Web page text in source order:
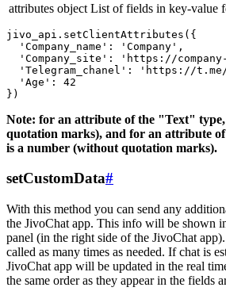
attributes object List of fields in key-value
jivo_api.setClientAttributes({
  'Company_name': 'Company',
'Company_site': 'https://
'Telegram_chanel': 'https://
  'Age': 42
Note: for an attribute of the "Text" type,
quotation marks), and for an attribute
is a number (without quotation marks).
setCustomData#
With this method you can send any
the JivoChat app. This info will be shown
panel (in the right side of the JivoChat
called as many times as needed. If chat is
JivoChat app will be updated in the real
the same order as they appear in the fields